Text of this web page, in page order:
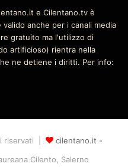
e Cilentano.tv è
anche per i canali media
gratuito ma l'utilizzo di
artificioso) rientra nella
ne detiene i diritti. Per info:
riservati |
cilentano.it -
Cilento, Salerno